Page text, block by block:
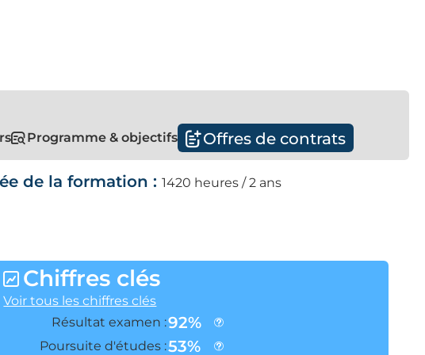
Programme & objectifs Offres de contrats
de la formation : 1420 heures / 2 ans
Chiffres clés
Voir tous les chiffres clés
Résultat examen :92%
Poursuite d'études :53%